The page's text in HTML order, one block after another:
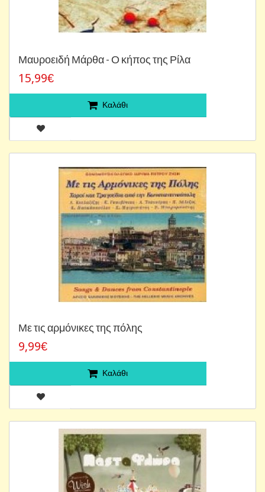
Μαυροειδή Μάρθα - Ο κήπος της Ρίλα
15,99€
Καλάθι
Με τις αρμόνικες της πόλης
9,99€
Καλάθι